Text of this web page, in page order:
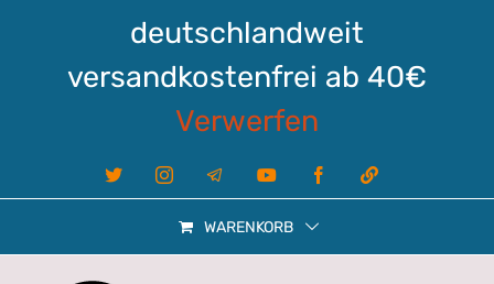
deutschlandweit
versandkostenfrei ab 40€
Verwerfen
X InstagramTelegram YouTube FacebookLinktree
WARENKORB